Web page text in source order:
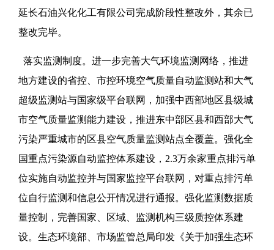
延长石油兴化化工有限公司完成阶段性整改外，其余已
整改完毕。
落实监测制度。进一步完善大气环境监测网络，推进
地方建设的省控、市控环境空气质量自动监测站和大气
超级监测站与国家级平台联网，加强中西部地区县级城
市空气质量监测能力建设，推进东中部区县和西部大气
污染严重城市的区县空气质量监测站点全覆盖。强化全
国重点污染源自动监控体系建设，2.3万余家重点排污单
位实施自动监控并与国家监控平台联网，对重点排污单
位自行监测和信息公开情况进行通报。强化监测数据质
量控制，完善国家、区域、监测机构三级质控体系建
设。生态环境部、市场监管总局印发《关于加强生态环